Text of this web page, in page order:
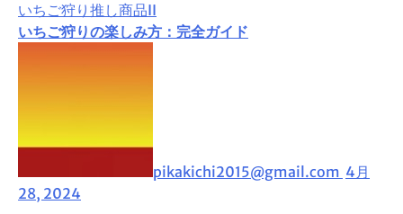
いちご狩り 推し商品II
いちご狩りの楽しみ方：完全ガイド
pikakichi2015@gmail.com 4月
28, 2024